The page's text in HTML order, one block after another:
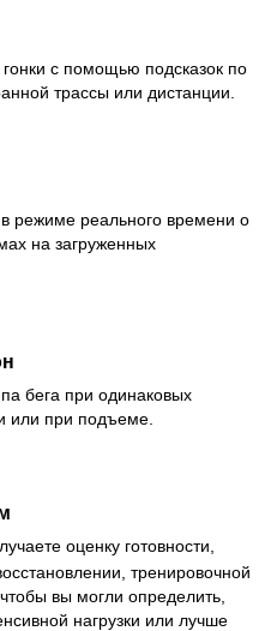
с помощью подсказок по
трассы или дистанции.
режиме реального времени о
на загруженных
бега при одинаковых
или при подъеме.
оценку готовности,
тренировочной
вы могли определить,
нагрузки или лучше